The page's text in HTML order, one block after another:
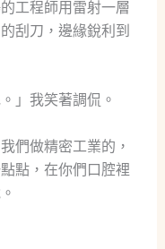
工程師用雷射一層
刮刀，邊緣銳利到
」我笑著調侃。
們做精密工業的，
點，在你們口腔裡